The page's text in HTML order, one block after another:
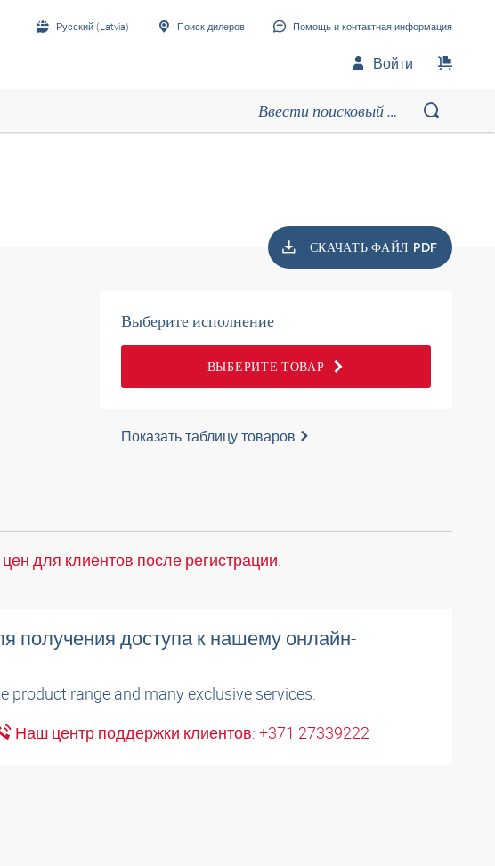
Русский (Latvia) Поиск дилеров Помощь и контактная информация
Войти
СКАЧАТЬ ФАЙЛ PDF
Выберите исполнение
ВЫБЕРИТЕ ТОВАР
Показать таблицу товаров
для клиентов после регистрации.
получения доступа к нашему онлайн-
product range and many exclusive services.
Наш центр поддержки клиентов: +371 27339222